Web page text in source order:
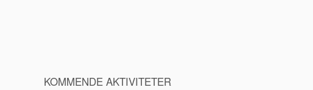
KOMMENDE AKTIVITETER